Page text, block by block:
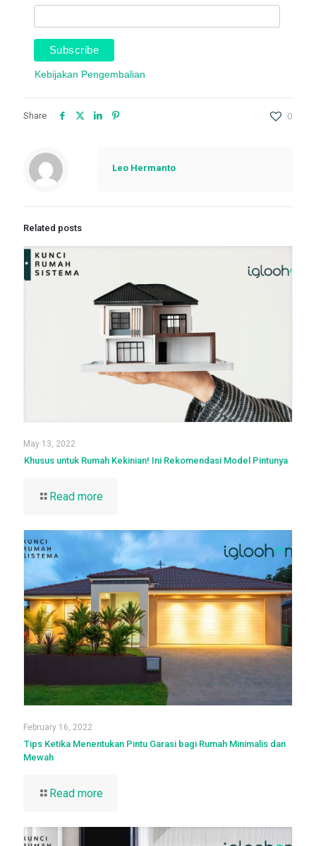
Kebijakan Pengembalian
Share 0
Leo Hermanto
Related posts
May 13, 2022
Khusus untuk Rumah Kekinian! Ini Rekomendasi Model Pintunya
Read more
February 16, 2022
Tips Ketika Menentukan Pintu Garasi bagi Rumah Minimalis dan
Mewah
Read more